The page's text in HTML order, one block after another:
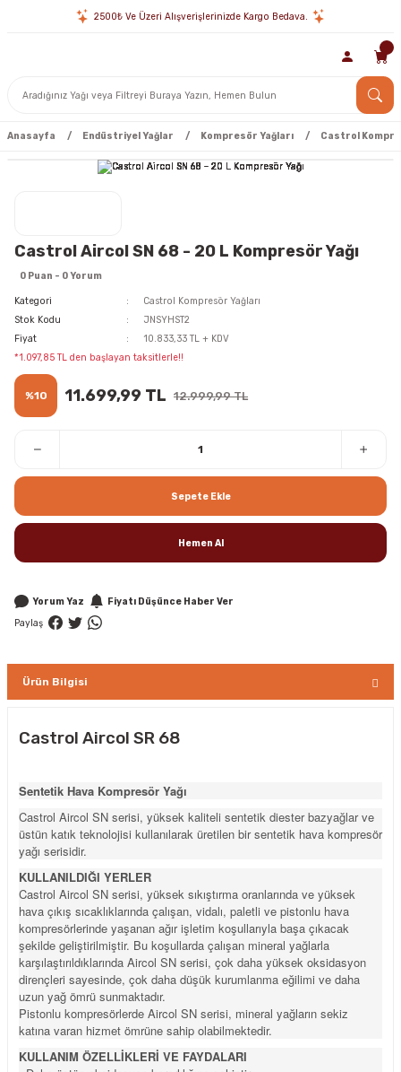
2500₺ Ve Üzeri Alışverişlerinizde Kargo Bedava.
Anasayfa Endüstriyel Yağlar Kompresör Yağları Castrol
Castrol Aircol SN 68 - 20 L Kompresör Yağı
0 Puan - 0 Yorum
Kategori
Castrol Kompresör Yağları
Stok Kodu
JNSYHST2
Fiyat
10.833,33 TL + KDV
*1.097,85 TL den başlayan taksitlerle!!
%10 11.699,99 TL 12.999,99 TL
Sepete Ekle
Hemen Al
Yorum Yaz
Fiyatı Düşünce Haber Ver
Paylaş
Ürün Bilgisi
Castrol Aircol SR 68
Sentetik Hava Kompresör Yağı
Castrol Aircol SN serisi, yüksek kaliteli sentetik diester bazyağlar ve
üstün katık teknolojisi kullanılarak üretilen bir sentetik hava kompresör
yağı serisidir.
KULLANILDIĞI YERLER
Castrol Aircol SN serisi, yüksek sıkıştırma oranlarında ve yüksek
hava çıkış sıcaklıklarında çalışan, vidalı, paletli ve pistonlu hava
kompresörlerinde yaşanan ağır işletim koşullarıyla başa çıkacak
şekilde geliştirilmiştir. Bu koşullarda çalışan mineral yağlarla
karşılaştırıldıklarında Aircol SN serisi, çok daha yüksek oksidasyon
dirençleri sayesinde, çok daha düşük kurumlanma eğilimi ve daha
uzun yağ ömrü sunmaktadır.
Pistonlu kompresörlerde Aircol SN serisi, mineral yağların sekiz
katına varan hizmet ömrüne sahip olabilmektedir.
KULLANIM ÖZELLİKLERİ VE FAYDALARI